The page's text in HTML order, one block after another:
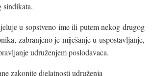
sindikata.
u sopstveno ime ili putem nekog drugog
zabranjeno je miješanje u uspostavljanje,
udruženjem poslodavaca.
zakonite djelatnosti udruženja